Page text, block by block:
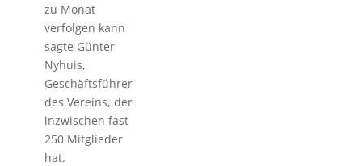
zu Monat
verfolgen kann
sagte Günter
Nyhuis,
Geschäftsführer
des Vereins, der
inzwischen fast
250 Mitglieder
hat.